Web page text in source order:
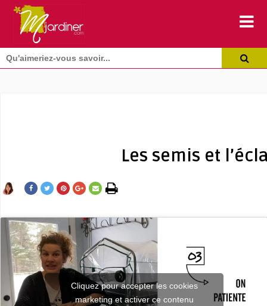
Les semis et
Cliquez pour accepter les cookies
marketing et activer ce contenu